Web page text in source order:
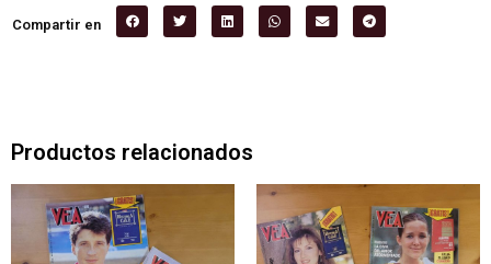
Compartir en
Productos relacionados